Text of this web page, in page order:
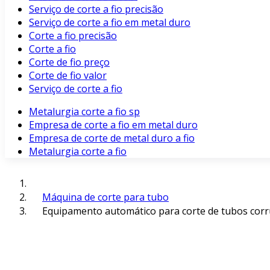
Serviço de corte a fio precisão
Serviço de corte a fio em metal duro
Corte a fio precisão
Corte a fio
Corte de fio preço
Corte de fio valor
Serviço de corte a fio
Metalurgia corte a fio sp
Empresa de corte a fio em metal duro
Empresa de corte de metal duro a fio
Metalurgia corte a fio
Máquina de corte para tubo
Equipamento automático para corte de tubos